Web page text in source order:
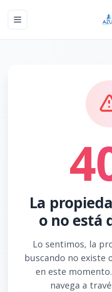
Toggle navigation menu
La
o no está
Lo sentimos, la
buscando no existe
en este
navega a